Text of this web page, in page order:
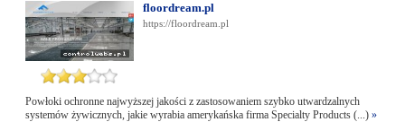
floordream.pl
https://floordream.pl
Powłoki ochronne najwyższej jakości z zastosowaniem szybko utwardzalnych
systemów żywicznych, jakie wyrabia amerykańska firma Specialty Products (...) »